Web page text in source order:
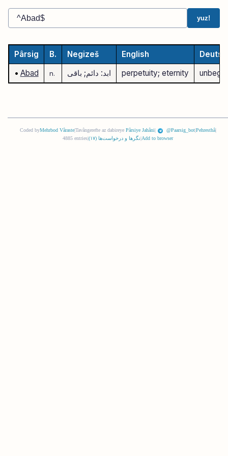
yuz!
Pârsig B. Negizeš English
• Abad n. ابد: دائم; باقی perpetuity; eternity
Coded byMehrbod Vâraste|Tavângerefte az dabireye Pârsiye Jahâni| @Paarsig_bot|Pehresthâ|
4885 entries
نگرها و درخواست‌ها (١٧) Add to browser